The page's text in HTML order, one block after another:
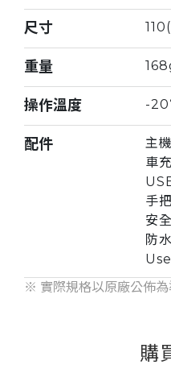
尺寸
重量
操作溫度 -
配件
主
車
手
安
防
※ 實際規格以原廠公佈為
購